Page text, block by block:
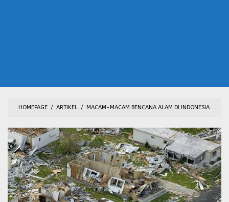
HOMEPAGE / ARTIKEL / MACAM-MACAM BENCANA ALAM DI INDONESIA